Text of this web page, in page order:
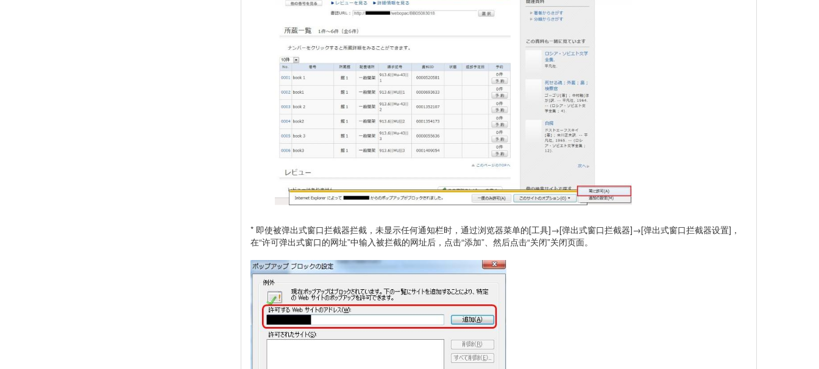
* 即使被弹出式窗口拦截器拦截，未显示任何通知栏时，通过浏览器菜单的[工具]→[弹出式窗口拦截器]→[弹出式窗口拦截器设置]，
在“许可弹出式窗口的网址”中输入被拦截的网址后，点击“添加”、然后点击“关闭”关闭页面。